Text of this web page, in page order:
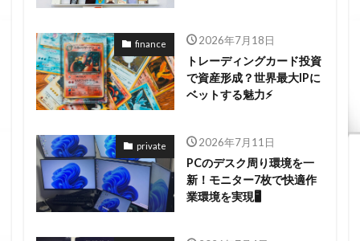
finance 2026年7月18日
トレーディングカード投資
で資産形成？世界最大IPに
ベットする魅力⚡
private 2026年7月11日
PCのデスク周り環境を一
新！モニター7枚で快適作
業環境を実現🖥️